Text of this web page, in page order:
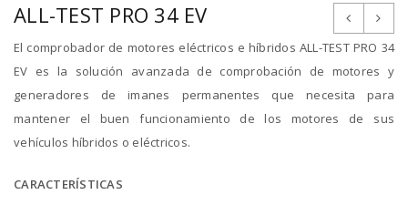
ALL-TEST PRO 34 EV
El comprobador de motores eléctricos e híbridos ALL-TEST PRO 34
EV es la solución avanzada de comprobación de motores y
generadores de imanes permanentes que necesita para
mantener el buen funcionamiento de los motores de sus
vehículos híbridos o eléctricos.
CARACTERÍSTICAS